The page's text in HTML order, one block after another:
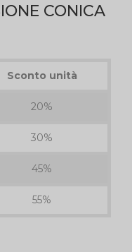
CONICA
Sconto unità
20%
30%
45%
55%